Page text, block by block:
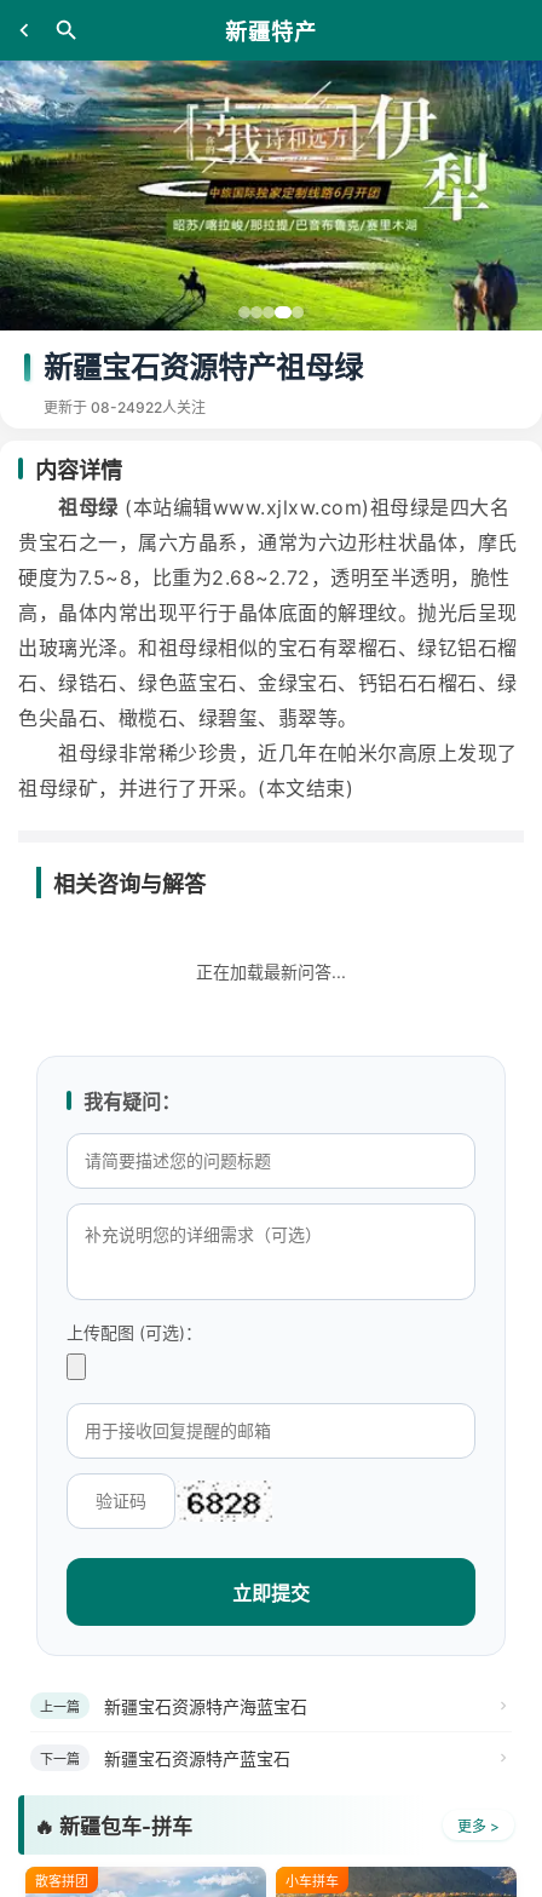
新疆特产
新疆宝石资源特产祖母绿
更新于 08-24922人关注
内容详情
祖母绿(本站编辑www.xjlxw.com)祖母绿是四大名
贵宝石之一，属六方晶系，通常为六边形柱状晶体，摩氏
硬度为7.5~8，比重为2.68~2.72，透明至半透明，脆性
高，晶体内常出现平行于晶体底面的解理纹。抛光后呈现
出玻璃光泽。和祖母绿相似的宝石有翠榴石、绿钇铝石榴
石、绿锆石、绿色蓝宝石、金绿宝石、钙铝石石榴石、绿
色尖晶石、橄榄石、绿碧玺、翡翠等。
祖母绿非常稀少珍贵，近几年在帕米尔高原上发现了
祖母绿矿，并进行了开采。(本文结束)
相关咨询与解答
正在加载最新问答...
我有疑问：
上传配图 (可选)：
立即提交
上一篇 新疆宝石资源特产海蓝宝石
下一篇 新疆宝石资源特产蓝宝石
🔥 新疆包车-拼车 更多 >
散客拼团 小车拼车